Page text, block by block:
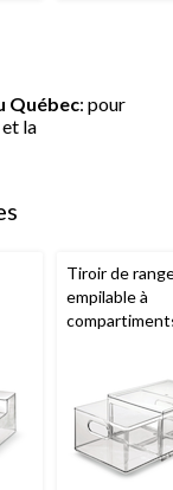
Québec: pour
la
Tiroir de
empilable à
transparent,